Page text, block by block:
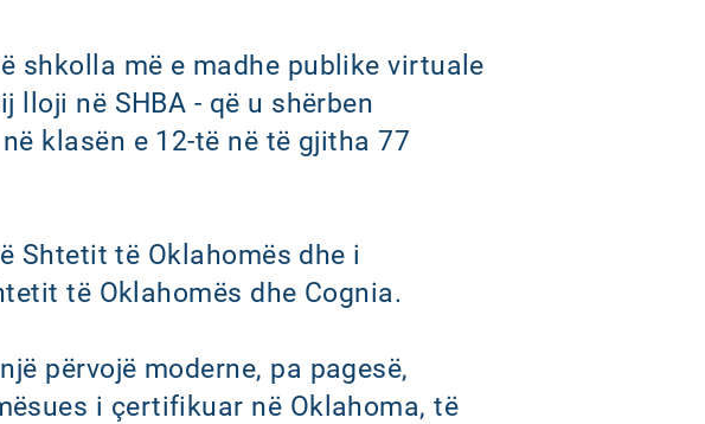
shkolla më e madhe publike virtuale
lloji në SHBA - që u shërben
klasën e 12-të në të gjitha 77
Shtetit të Oklahomës dhe i
të Oklahomës dhe Cognia.
përvojë moderne, pa pagesë,
i çertifikuar në Oklahoma, të